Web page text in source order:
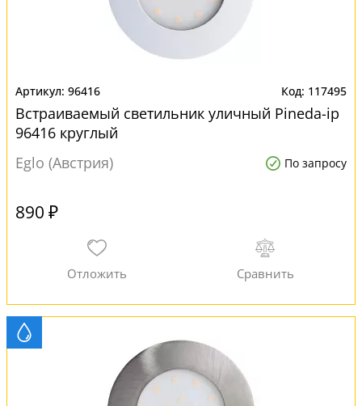
96416 117495
Встраиваемый светильник уличный Pineda-ip
96416 круглый
Eglo (Австрия)
По запросу
890 ₽